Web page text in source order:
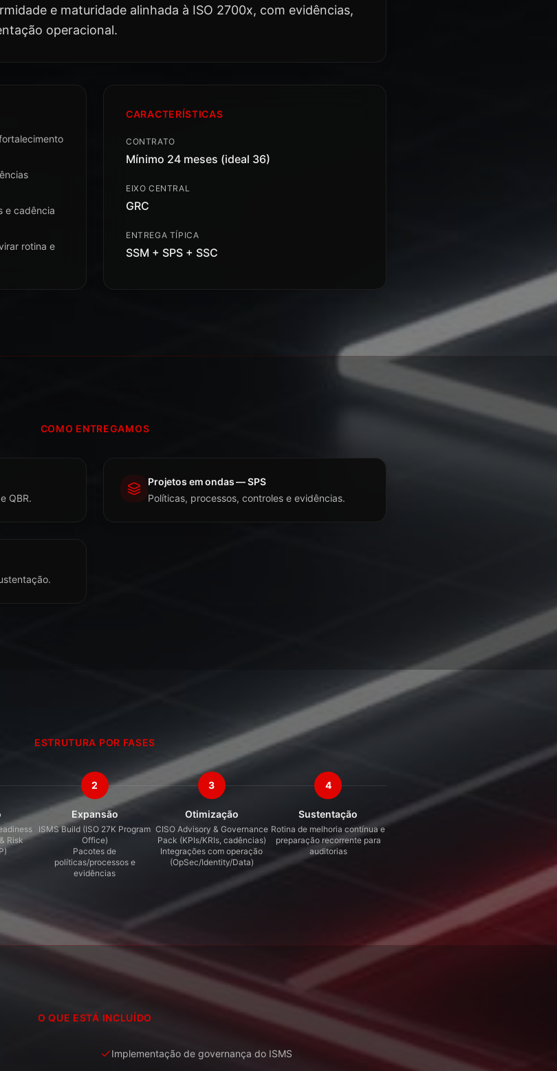
e maturidade alinhada à ISO 2700x, com evidências,
operacional.
e cadência
rotina e
CARACTERÍSTICAS
CONTRATO
Mínimo 24 meses (ideal 36)
EIXO CENTRAL
GRC
ENTREGA TÍPICA
SSM + SPS + SSC
COMO ENTREGAMOS
QBR.
Projetos em ondas — SPS
Políticas, processos, controles e evidências.
ESTRUTURA POR FASES
Risk
2
Expansão
ISMS Build (ISO 27K Program
Office)
Pacotes de
políticas/processos e
evidências
3
Otimização
CISO Advisory & Governance
Pack (KPIs/KRIs, cadências)
Integrações com operação
(OpSec/Identity/Data)
4
Sustentação
Rotina de melhoria contínua e
preparação recorrente para
auditorias
O QUE ESTÁ INCLUÍDO
Implementação de governança do ISMS